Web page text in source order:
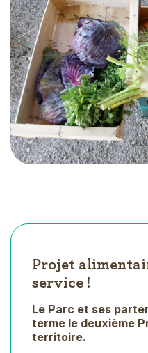
Projet
service !
Le Parc et ses
terme le deuxième
territoire.